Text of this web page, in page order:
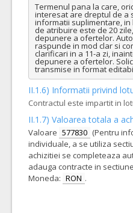
Termenul pana la care,
interesat are dreptul de a
informatii suplimentare,
de atribuire este de 20
depunere a ofertelor.
raspunde in mod clar si
clarificari in a 11-a zi,
depunere a ofertelor.
transmise in format
II.1.6) Informatii privind
Contractul este impartit in
II.1.7) Valoarea totala a
Valoare 577830 (Pentru
individuale, a se utiliza
achizitiei se completeaza
adauga contracte in
Moneda: RON .